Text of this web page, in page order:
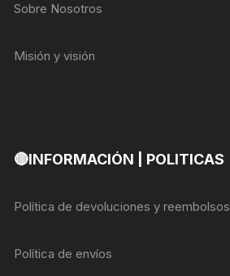
Sobre Nosotros
Misión y visión
🔴INFORMACIÓN | POLITICAS
Política de devoluciones y reembolsos
Política de envíos